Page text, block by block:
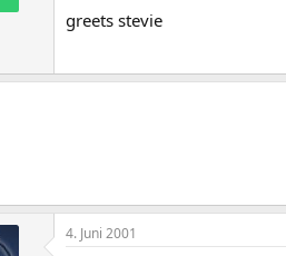
greets stevie
4. Juni 2001